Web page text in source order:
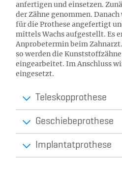
anfertigen und einsetzen.
der Zähne genommen.
für die Prothese angefertigt
mittels Wachs aufgestellt. Es
Anprobetermin beim
so werden die
eingearbeitet. Im Anschluss
eingesetzt.
Teleskopprothese
Geschiebeprothese
Implantatprothese